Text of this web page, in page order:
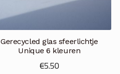
Gerecycled glas sfeerlichtje
Unique 6 kleuren
€5.50